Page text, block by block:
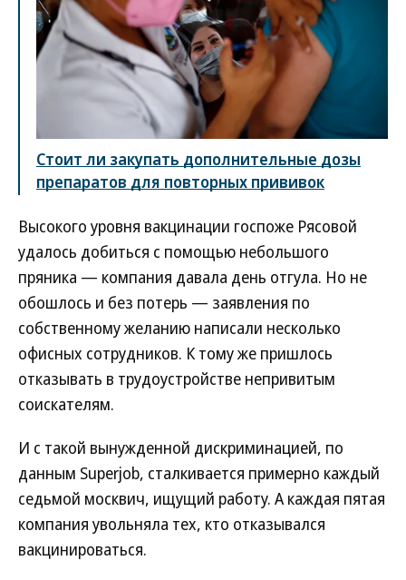
Стоит ли закупать дополнительные дозы
препаратов для повторных прививок
Высокого уровня вакцинации госпоже Рясовой
удалось добиться с помощью небольшого
пряника — компания давала день отгула. Но не
обошлось и без потерь — заявления по
собственному желанию написали несколько
офисных сотрудников. К тому же пришлось
отказывать в трудоустройстве непривитым
соискателям.
И с такой вынужденной дискриминацией, по
данным Superjob, сталкивается примерно каждый
седьмой москвич, ищущий работу. А каждая пятая
компания увольняла тех, кто отказывался
вакцинироваться.